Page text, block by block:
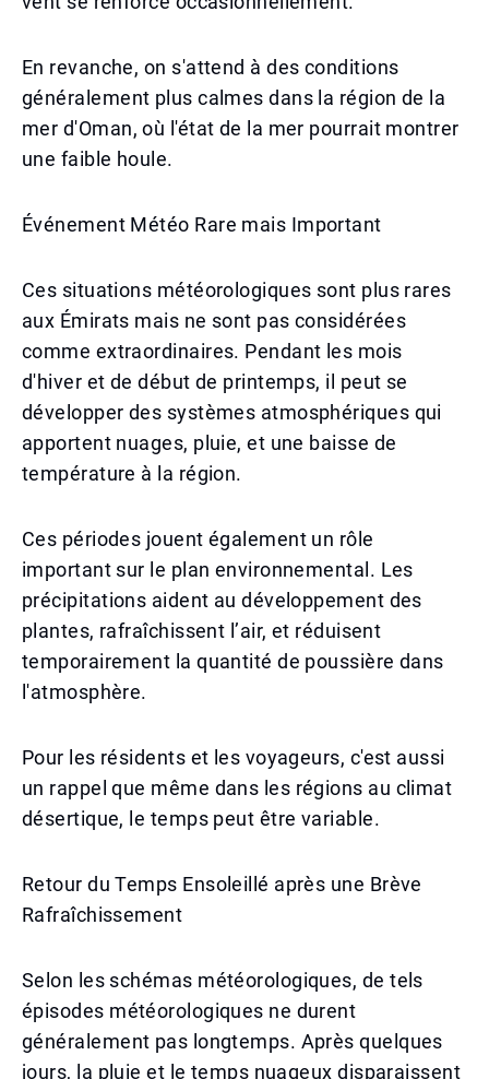
En revanche, on s'attend à des conditions
généralement plus calmes dans la région de la
mer d'Oman, où l'état de la mer pourrait montrer
une faible houle.
Événement Météo Rare mais Important
Ces situations météorologiques sont plus rares
aux Émirats mais ne sont pas considérées
comme extraordinaires. Pendant les mois
d'hiver et de début de printemps, il peut se
développer des systèmes atmosphériques qui
apportent nuages, pluie, et une baisse de
température à la région.
Ces périodes jouent également un rôle
important sur le plan environnemental. Les
précipitations aident au développement des
plantes, rafraîchissent l’air, et réduisent
temporairement la quantité de poussière dans
l'atmosphère.
Pour les résidents et les voyageurs, c'est aussi
un rappel que même dans les régions au climat
désertique, le temps peut être variable.
Retour du Temps Ensoleillé après une Brève
Rafraîchissement
Selon les schémas météorologiques, de tels
épisodes météorologiques ne durent
généralement pas longtemps. Après quelques
jours, la pluie et le temps nuageux disparaissent